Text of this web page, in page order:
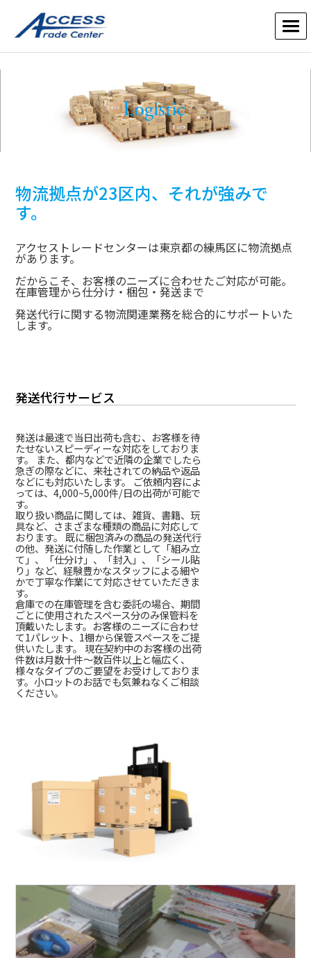
物流拠点が23区内、それが強みで
す。
アクセストレードセンターは東京都の練馬区に物流拠点
があります。
だからこそ、お客様のニーズに合わせたご対応が可能。
在庫管理から仕分け・梱包・発送まで
発送代行に関する物流関連業務を総合的にサポートいた
します。
発送代行サービス
発送は最速で当日出荷も含む、お客様を待
たせないスピーディーな対応をしておりま
す。 また、都内などで近隣の企業でしたら
急ぎの際などに、来社されての納品や返品
などにも対応いたします。 ご依頼内容によ
っては、4,000~5,000件/日の出荷が可能で
す。
取り扱い商品に関しては、雑貨、書籍、玩
具など、さまざまな種類の商品に対応して
おります。 既に梱包済みの商品の発送代行
の他、発送に付随した作業として「組み立
て」、「仕分け」、「封入」、「シール貼
り」など、経験豊かなスタッフによる細や
かで丁寧な作業にて対応させていただきま
す。
倉庫での在庫管理を含む委託の場合、期間
ごとに使用されたスペース分のみ保管料を
頂戴いたします。お客様のニーズに合わせ
て1パレット、1棚から保管スペースをご提
供いたします。 現在契約中のお客様の出荷
件数は月数十件～数百件以上と幅広く、
様々なタイプのご要望をお受けしておりま
す。小ロットのお話でも気兼ねなくご相談
ください。